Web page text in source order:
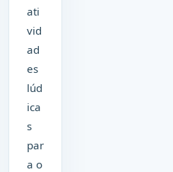
ati
vid
ad
es
lúd
ica
s
par
a o